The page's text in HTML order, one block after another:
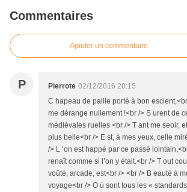
Commentaires
Ajouter un commentaire
P Pierrote 02/12/2016 20:15
C hapeau de paille porté à bon
me dérange nullement !<br /> S urent de
médiévales ruelles <br /> T ant me seoir,
plus belle<br /> E st, à mes yeux, celle
/> L ‘on est happé par ce passé
renaît comme si l’on y était.<br /> T out
voûté, arcade, est<br /> <br /> B eauté à
voyage<br /> O ù sont tous les «